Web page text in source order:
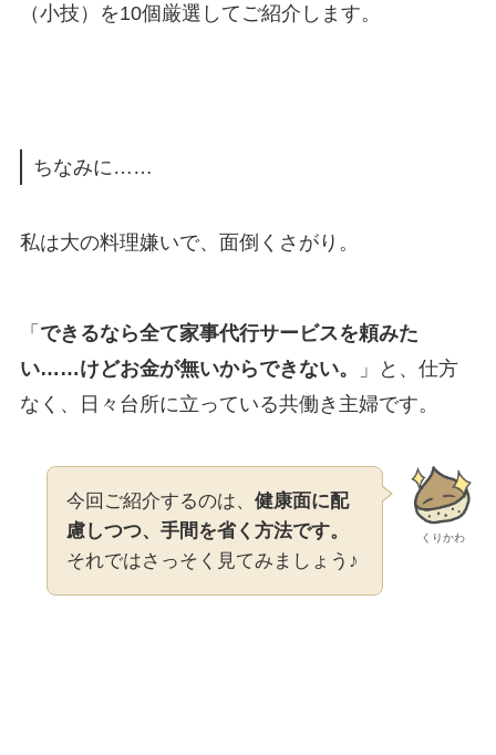
（小技）を10個厳選してご紹介します。
ちなみに……
私は大の料理嫌いで、面倒くさがり。
「 できるなら全て家事代行サービスを頼みた
い……けどお金が無いからできない。
」と、仕方
なく、日々台所に立っている共働き主婦です。
くりかわ
今回ご紹介するのは、 健康面に配
慮しつつ、手間を省く方法です。
それではさっそく見てみましょう♪